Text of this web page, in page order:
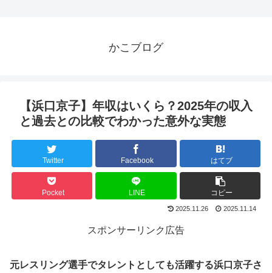
かこブログ
【浜口京子】年収はいくら？2025年の収入
と過去との比較でわかった意外な実態
Twitter Facebook はてブ
Pocket LINE コピー
2025.11.26 2025.11.14
スポンサーリンク広告
元レスリング選手でタレントとしても活躍する浜口京子さ